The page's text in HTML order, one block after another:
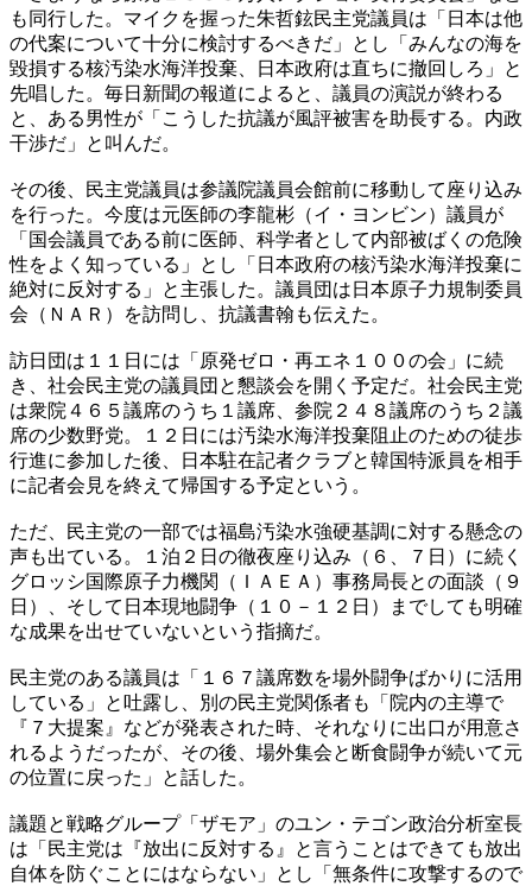
も同行した。マイクを握った朱哲鉉民主党議員は「日本は他
の代案について十分に検討するべきだ」とし「みんなの海を
毀損する核汚染水海洋投棄、日本政府は直ちに撤回しろ」と
先唱した。毎日新聞の報道によると、議員の演説が終わる
と、ある男性が「こうした抗議が風評被害を助長する。内政
干渉だ」と叫んだ。
その後、民主党議員は参議院議員会館前に移動して座り込み
を行った。今度は元医師の李龍彬（イ・ヨンビン）議員が
「国会議員である前に医師、科学者として内部被ばくの危険
性をよく知っている」とし「日本政府の核汚染水海洋投棄に
絶対に反対する」と主張した。議員団は日本原子力規制委員
会（ＮＡＲ）を訪問し、抗議書翰も伝えた。
訪日団は１１日には「原発ゼロ・再エネ１００の会」に続
き、社会民主党の議員団と懇談会を開く予定だ。社会民主党
は衆院４６５議席のうち１議席、参院２４８議席のうち２議
席の少数野党。１２日には汚染水海洋投棄阻止のための徒歩
行進に参加した後、日本駐在記者クラブと韓国特派員を相手
に記者会見を終えて帰国する予定という。
ただ、民主党の一部では福島汚染水強硬基調に対する懸念の
声も出ている。１泊２日の徹夜座り込み（６、７日）に続く
グロッシ国際原子力機関（ＩＡＥＡ）事務局長との面談（９
日）、そして日本現地闘争（１０－１２日）までしても明確
な成果を出せていないという指摘だ。
民主党のある議員は「１６７議席数を場外闘争ばかりに活用
している」と吐露し、別の民主党関係者も「院内の主導で
『７大提案』などが発表された時、それなりに出口が用意さ
れるようだったが、その後、場外集会と断食闘争が続いて元
の位置に戻った」と話した。
議題と戦略グループ「ザモア」のユン・テゴン政治分析室長
は「民主党は『放出に反対する』と言うことはできても放出
自体を防ぐことにはならない」とし「無条件に攻撃するので